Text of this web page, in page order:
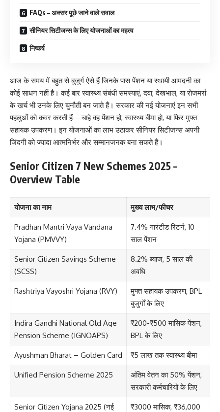
FAQs – अक्सर पूछे जाने वाले सवाल
सीनियर सिटीजन्स के लिए योजनाओं का महत्व
निष्कर्ष
आज के समय में बहुत से बुजुर्ग ऐसे हैं जिनके पास पेंशन या स्थायी आमदनी का
कोई साधन नहीं है। कई बार स्वास्थ्य संबंधी समस्याएं, दवा, देखभाल, या रोजमर्रा
के खर्च भी उनके लिए चुनौती बन जाते हैं। सरकार की नई योजनाएं इन सभी
पहलुओं को कवर करती हैं—चाहे वह पेंशन हो, स्वास्थ्य बीमा हो, या फिर मुफ्त
सहायक उपकरण। इन योजनाओं का लाभ उठाकर सीनियर सिटीजन्स अपनी
जिंदगी को ज्यादा आत्मनिर्भर और सम्मानजनक बना सकते हैं।
Senior Citizen 7 New Schemes 2025 –
Overview Table
योजना का नाम मुख्य लाभ/फीचर
Pradhan Mantri Vaya Vandana
Yojana (PMVVY)
7.4% गारंटीड रिटर्न, 10
साल पेंशन
Senior Citizen Savings Scheme
(SCSS)
8.2% ब्याज, 5 साल की
अवधि
Rashtriya Vayoshri Yojana (RVY)
मुफ्त सहायक उपकरण, BPL
बुजुर्गों के लिए
Indira Gandhi National Old Age
Pension Scheme (IGNOAPS)
₹200-₹500 मासिक पेंशन,
BPL के लिए
Ayushman Bharat – Golden Card ₹5 लाख तक स्वास्थ्य बीमा
Unified Pension Scheme 2025
अंतिम वेतन का 50% पेंशन,
सरकारी कर्मचारियों के लिए
Senior Citizen Yojana 2025 (नई
₹3000 मासिक, ₹36,000